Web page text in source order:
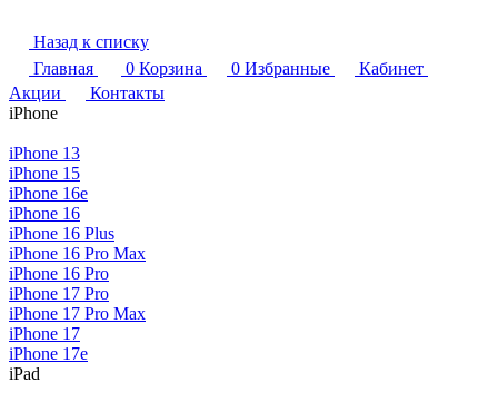
Назад к списку
Главная
0 Корзина 0 Избранные
Кабинет
Акции
Контакты
iPhone
iPhone 13
iPhone 15
iPhone 16e
iPhone 16
iPhone 16 Plus
iPhone 16 Pro Max
iPhone 16 Pro
iPhone 17 Pro
iPhone 17 Pro Max
iPhone 17
iPhone 17e
iPad